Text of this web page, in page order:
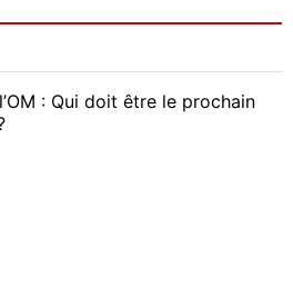
: Qui doit être le prochain